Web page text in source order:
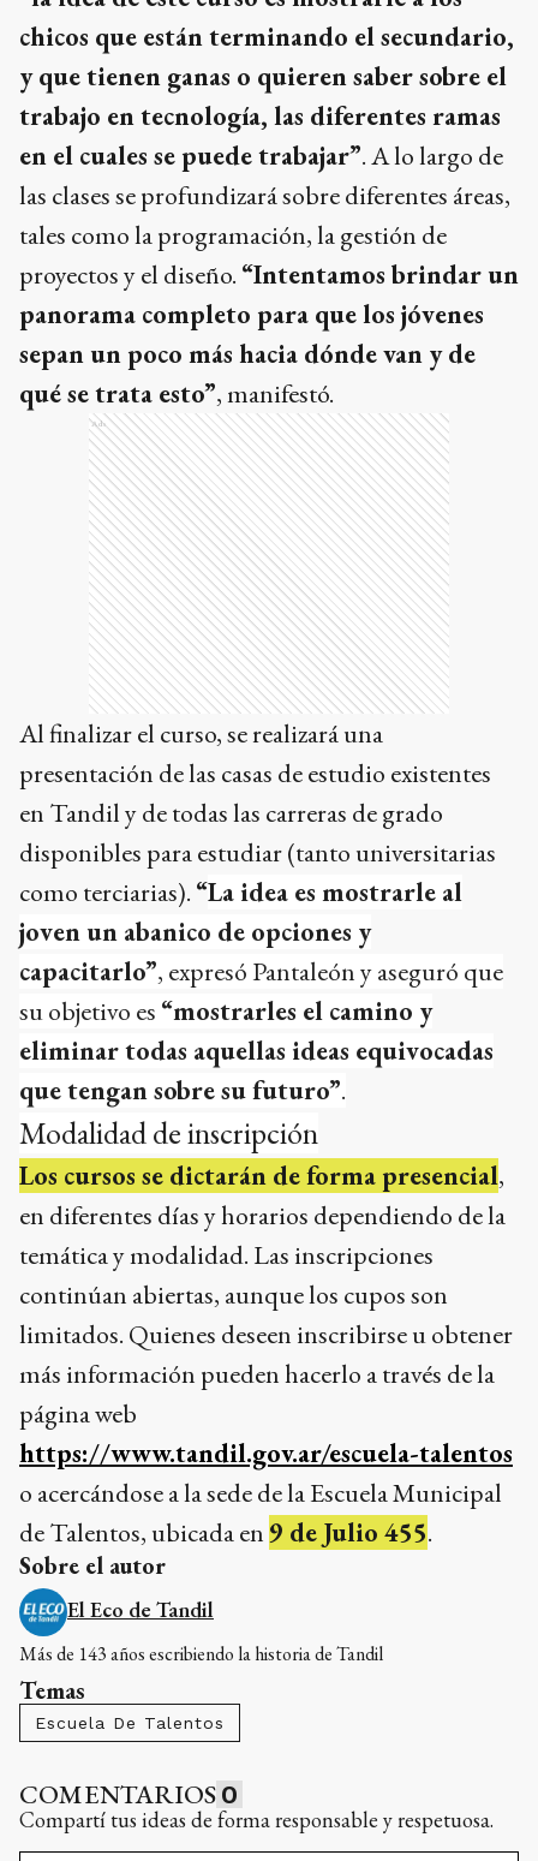
chicos que están terminando el secundario,
y que tienen ganas o quieren saber sobre el
trabajo en tecnología, las diferentes ramas
en el cuales se puede trabajar”. A lo largo de
las clases se profundizará sobre diferentes áreas,
tales como la programación, la gestión de
proyectos y el diseño. “Intentamos brindar un
panorama completo para que los jóvenes
sepan un poco más hacia dónde van y de
qué se trata esto”, manifestó.
Ads
Al finalizar el curso, se realizará una
presentación de las casas de estudio existentes
en Tandil y de todas las carreras de grado
disponibles para estudiar (tanto universitarias
como terciarias). “La idea es mostrarle al
joven un abanico de opciones y
capacitarlo”, expresó Pantaleón y aseguró que
su objetivo es “mostrarles el camino y
eliminar todas aquellas ideas equivocadas
que tengan sobre su futuro”.
Modalidad de inscripción
Los cursos se dictarán de forma presencial,
en diferentes días y horarios dependiendo de la
temática y modalidad. Las inscripciones
continúan abiertas, aunque los cupos son
limitados. Quienes deseen inscribirse u obtener
más información pueden hacerlo a través de la
página web
https://www.tandil.gov.ar/escuela-talentos
o acercándose a la sede de la Escuela Municipal
de Talentos, ubicada en9 de Julio 455.
Sobre el autor
El Eco de Tandil
Más de 143 años escribiendo la historia de Tandil
Temas
Escuela De Talentos
COMENTARIOS 0
Compartí tus ideas de forma responsable y respetuosa.